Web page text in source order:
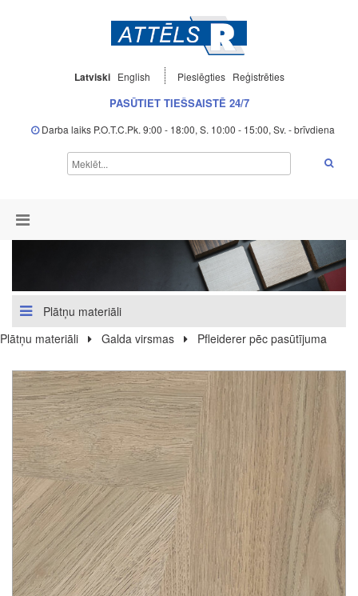
Latviski English Pieslēgties Reģistrēties
PASŪTIET TIEŠSAISTĒ 24/7
Darba laiks P.O.T.C.Pk. 9:00 - 18:00, S. 10:00 - 15:00, Sv. - brīvdiena
Plātņu materiāli
Plātņu materiāli
Galda virsmas Pfleiderer pēc pasūtījuma